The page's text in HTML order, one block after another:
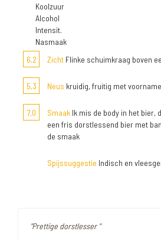
Koolzuur
Alcohol
Intensit.
Nasmaak
6,2
Zicht Flinke schuimkraag boven
5,3 Neus kruidig, fruitig met
7,0 Smaak Ik mis de body in het bier,
een fris dorstlessend bier met
de smaak
Spijssuggestie Indisch en
"Prettige dorstlesser "